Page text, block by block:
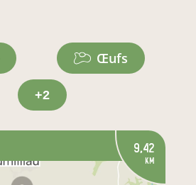
œufs
+2
9,42
km